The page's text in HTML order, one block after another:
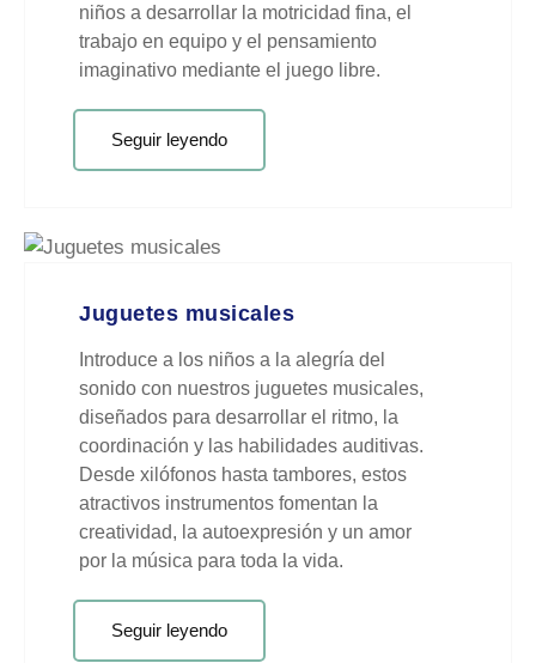
niños a desarrollar la motricidad fina, el
trabajo en equipo y el pensamiento
imaginativo mediante el juego libre.
Seguir leyendo
Juguetes musicales
Introduce a los niños a la alegría del
sonido con nuestros juguetes musicales,
diseñados para desarrollar el ritmo, la
coordinación y las habilidades auditivas.
Desde xilófonos hasta tambores, estos
atractivos instrumentos fomentan la
creatividad, la autoexpresión y un amor
por la música para toda la vida.
Seguir leyendo